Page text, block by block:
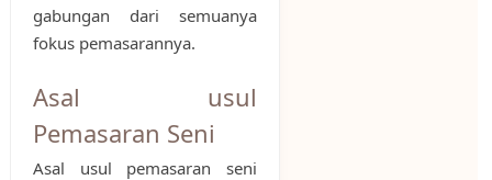
gabungan dari semuanya
fokus pemasarannya.
Asal usul
Pemasaran Seni
Asal usul pemasaran seni